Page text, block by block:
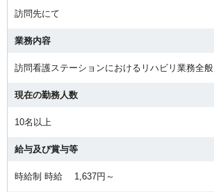
訪問先にて
業務内容
訪問看護ステーションにおけるリハビリ業務全般
現在の勤務人数
10名以上
給与及び賞与等
時給制 時給 1,637円～